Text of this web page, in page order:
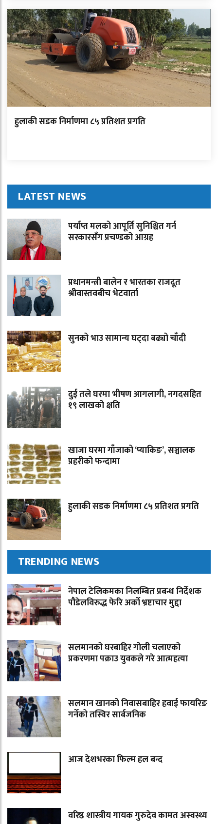
हुलाकी सडक निर्माणमा ८५ प्रतिशत प्रगति
LATEST NEWS
पर्याप्त मलको आपूर्ति सुनिश्चित गर्न
सरकारसँग प्रचण्डको आग्रह
प्रधानमन्त्री बालेन र भारतका राजदूत
श्रीवास्तवबीच भेटवार्ता
सुनको भाउ सामान्य घट्दा बढ्यो चाँदी
दुई तले घरमा भीषण आगलागी, नगदसहित
१९ लाखको क्षति
खाजा घरमा गाँजाको ‘प्याकिङ’, सञ्चालक
प्रहरीको फन्दामा
हुलाकी सडक निर्माणमा ८५ प्रतिशत प्रगति
TRENDING NEWS
नेपाल टेलिकमका निलम्बित प्रबन्ध निर्देशक
पौडेलविरुद्ध फेरि अर्को भ्रष्टाचार मुद्दा
सलमानको घरबाहिर गोली चलाएको
प्रकरणमा पक्राउ युवकले गरे आत्महत्या
सलमान खानको निवासबाहिर हवाई फायरिङ
गर्नेको तस्विर सार्बजनिक
आज देशभरका फिल्म हल बन्द
वरिष्ठ शास्त्रीय गायक गुरुदेव कामत अस्वस्थ्य